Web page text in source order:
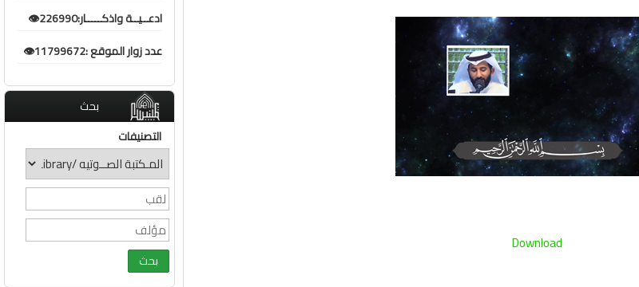
Download
ادعــيــة واذكـــــار:226990👁️
عدد زوار الموقع :11799672👁️
بحث
التصنيفات